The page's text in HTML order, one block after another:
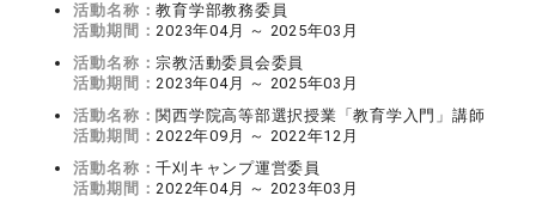
活動名称：教育学部教務委員
活動期間：2023年04月 ～ 2025年03月
活動名称：宗教活動委員会委員
活動期間：2023年04月 ～ 2025年03月
活動名称： 関西学院高等部選択授業「教育学入門」講師
活動期間：2022年09月 ～ 2022年12月
活動名称：千刈キャンプ運営委員
活動期間：2022年04月 ～ 2023年03月